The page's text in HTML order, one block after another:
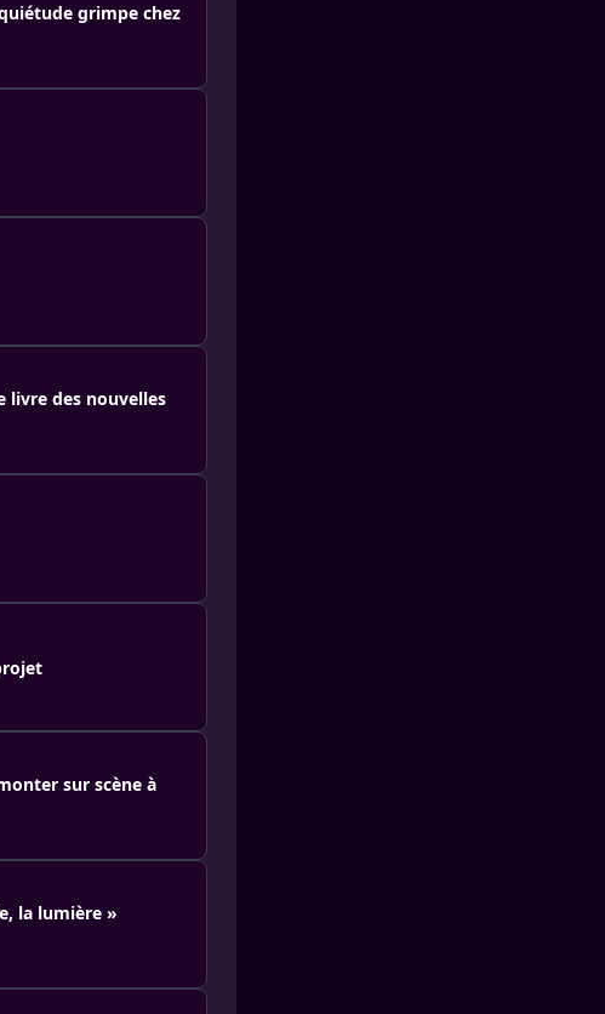
grimpe chez
livre des nouvelles
sur scène à
la lumière »